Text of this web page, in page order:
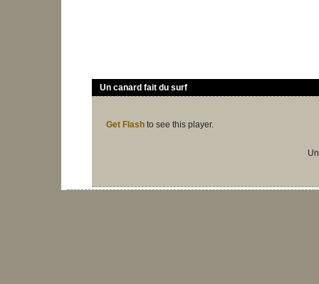
Un canard fait du surf
Get Flash to see this player.